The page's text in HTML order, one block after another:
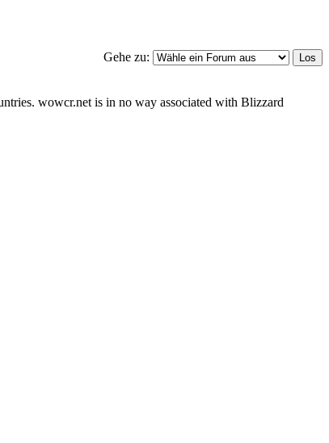
Gehe zu:
wowcr.net is in no way associated with Blizzard